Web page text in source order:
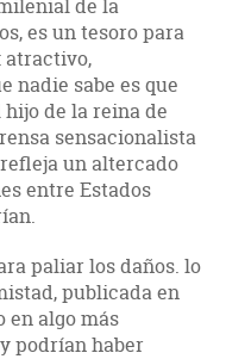
de la
es un tesoro para
atractivo,
nadie sabe es que
de la reina de
sensacionalista
un altercado
entre Estados
paliar los daños. lo
publicada en
en algo más
podrían haber